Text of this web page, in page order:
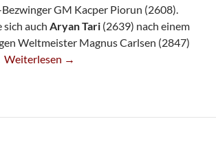
Bezwinger GM Kacper Piorun (2608).
sich auch Aryan Tari (2639) nach einem
Weltmeister Magnus Carlsen (2847)
Weltcup: Negative SG-Bilanz Zum Auftakt
Weiterlesen →